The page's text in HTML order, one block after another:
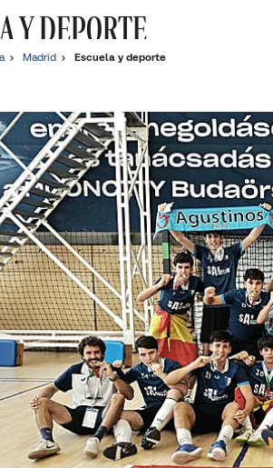
Y DEPORTE
Madrid Escuela y deporte